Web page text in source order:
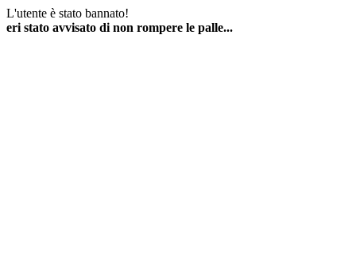
L'utente è stato bannato!
eri stato avvisato di non rompere le palle...